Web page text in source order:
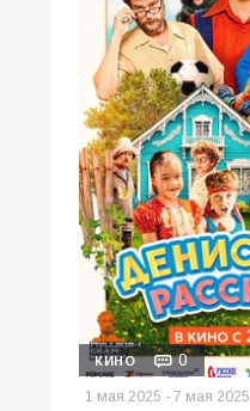
КИНО 0
1 мая 2025 - 7 мая 2025